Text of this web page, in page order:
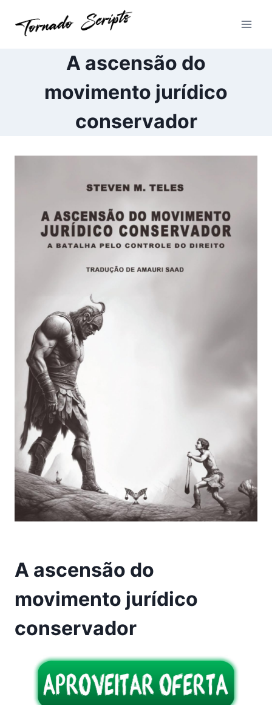
para
A ascensão do
movimento jurídico
conservador
A ascensão do
movimento jurídico
conservador